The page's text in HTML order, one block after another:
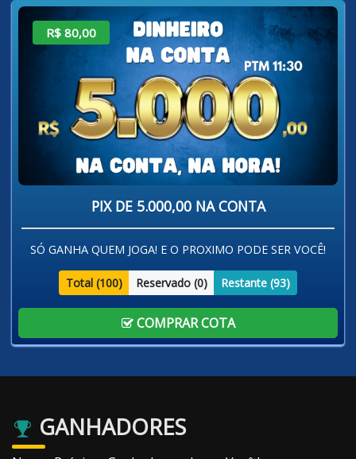
R$ 80,00
PIX DE 5.000,00 NA CONTA
SÓ GANHA QUEM JOGA! E O PROXIMO PODE SER VOCÊ!
Total (100) Reservado (0) Restante (93)
COMPRAR COTA
GANHADORES